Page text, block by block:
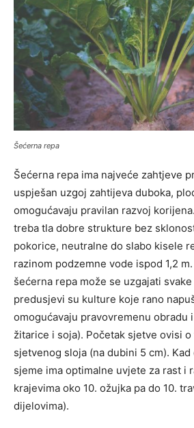
Šećerna repa
Šećerna repa ima najveće zahtjeve
uspješan uzgoj zahtijeva duboka,
omogućavaju pravilan razvoj
treba tla dobre strukture bez
pokorice, neutralne do slabo kisele
razinom podzemne vode ispod 1,2
šećerna repa može se uzgajati
predusjevi su kulture koje rano
omogućavaju pravovremenu obradu
žitarice i soja). Početak sjetve ovisi
sjetvenog sloja (na dubini 5 cm).
sjeme ima optimalne uvjete za rast i
krajevima oko 10. ožujka pa do 10.
dijelovima).